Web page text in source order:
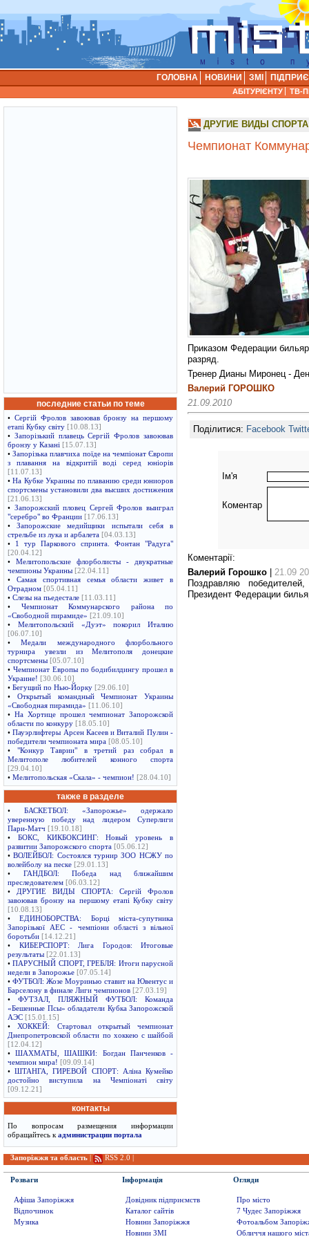
ГОЛОВНА НОВИНИ ЗМІ
АБІТУРІЄНТУ ТВ-
последние статьи по теме
• Сергій Фролов завоював бронзу на першому
етапі Кубку світу [10.08.13]
• Запорізький плавець Сергій Фролов завоював
бронзу у Казані [15.07.13]
•Запорізька плавчиха поїде на чемпіонат Європи
з плавання на відкритій воді серед юніорів
[11.07.13]
•На Кубке Украины по плаванию среди юниоров
спортсмены установили два высших достижения
[21.06.13]
• Запорожский пловец Сергей Фролов выиграл
"серебро" во Франции [17.06.13]
•Запорожские медийщики испытали себя в
стрельбе из лука и арбалета [04.03.13]
• 1 тур Паркового спринта. Фонтан "Радуга"
[20.04.12]
• Мелитопольские флорболисты - двукратные
чемпионы Украины [22.04.11]
• Самая спортивная семья области живет в
Отрадном [05.04.11]
• Слезы на пьедестале [11.03.11]
• Чемпионат Коммунарского района по
«Свободной пирамиде» [21.09.10]
• Мелитопольский «Дуэт» покорил Италию
[06.07.10]
•Медали международного флорбольного
турнира увезли из Мелитополя донецкие
спортсмены [05.07.10]
• Чемпионат Европы по бодибилдингу прошел в
Украине! [30.06.10]
• Бегущий по Нью-Йорку [29.06.10]
• Открытый командный Чемпионат Украины
«Свободная пирамида» [11.06.10]
• На Хортице прошел чемпионат Запорожской
области по конкуру [18.05.10]
•Пауэрлифтеры Арсен Касеев и Виталий Пулин -
победители чемпионата мира [08.05.10]
• "Конкур Таврии" в третий раз собрал в
Мелитополе любителей конного спорта
[29.04.10]
• Мелитопольская «Скала» - чемпион! [28.04.10]
также в разделе
• БАСКЕТБОЛ: «Запорожье» одержало
уверенную победу над лидером Суперлиги
Пари-Матч [19.10.18]
• БОКС, КИКБОКСИНГ: Новый уровень в
развитии Запорожского спорта [05.06.12]
•ВОЛЕЙБОЛ: Состоялся турнир ЗОО НСЖУ по
волейболу на песке [29.01.13]
• ГАНДБОЛ: Победа над ближайшим
преследователем [06.03.12]
• ДРУГИЕ ВИДЫ СПОРТА: Сергій Фролов
завоював бронзу на першому етапі Кубку світу
[10.08.13]
•ЕДИНОБОРСТВА: Борці міста-супутника
Запорізької АЕС - чемпіони області з вільної
боротьби [14.12.21]
• КИБЕРСПОРТ: Лига Городов: Итоговые
результаты [22.01.13]
•ПАРУСНЫЙ СПОРТ, ГРЕБЛЯ: Итоги парусной
недели в Запорожье [07.05.14]
•ФУТБОЛ: Жозе Моуринью ставит на Ювентус и
Барселону в финале Лиги чемпионов [27.03.19]
• ФУТЗАЛ, ПЛЯЖНЫЙ ФУТБОЛ: Команда
«Бешенные Псы» обладатели Кубка Запорожской
АЭС [15.01.15]
•ХОККЕЙ: Стартовал открытый чемпионат
Днепропетровской области по хоккею с шайбой
[12.04.12]
•ШАХМАТЫ, ШАШКИ: Богдан Панченков -
чемпион мира! [09.09.14]
•ШТАНГА, ГИРЕВОЙ СПОРТ: Аліна Кумейко
достойно виступила на Чемпіонаті світу
[09.12.21]
контакты
По вопросам размещения информации
обращайтесь к администрации портала
ДРУГИЕ ВИДЫ СПОРТА
Чемпионат
Приказом Федерации
разряд.
Тренер Дианы Миронец -
Валерий ГОРОШКО
21.09.2010
Поділитися: Facebook
Ім'я
Коментар
Коментарії:
Валерий Горошко | 21.09
Поздравляю
Президент Федерации
Запоріжжя та область RSS 2.0
Розваги
Афіша Запоріжжя
Відпочинок
Музика
Інформація
Довідник підприємств
Каталог сайтів
Новини Запоріжжя
Новини ЗМІ
Огляди
Про місто
7 Чудес Запоріжжя
Фотоальбом
Обличчя нашого